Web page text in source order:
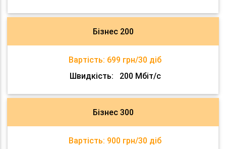
Бізнес 200
Вартість: 699 грн/30 діб
Швидкість:
200 Мбіт/с
Бізнес 300
Вартість: 900 грн/30 діб